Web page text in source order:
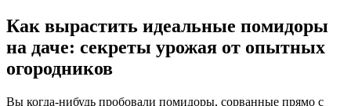
Как вырастить идеальные помидоры
на даче: секреты урожая от опытных
огородников
Вы когда-нибудь пробовали помидоры, сорванные прямо с